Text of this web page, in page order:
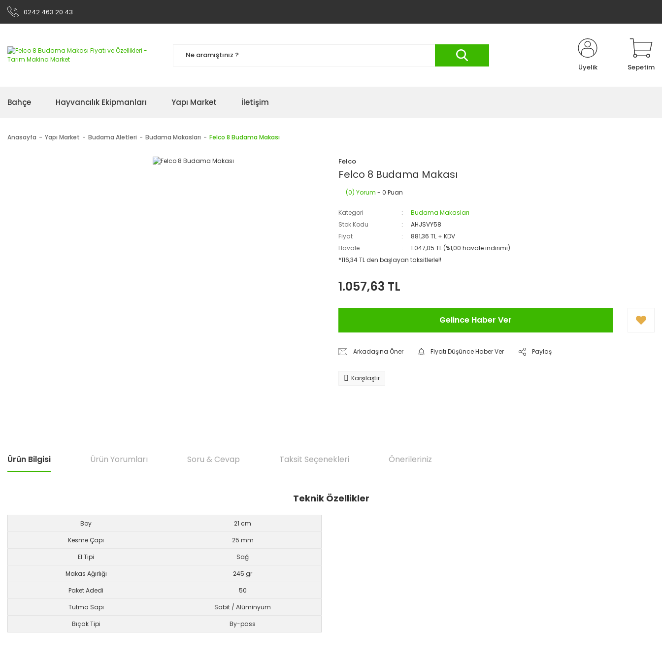
0242 463 20 43
Üyelik Sepetim
Bahçe Hayvancılık Ekipmanları Yapı Market İletişim
Anasayfa Yapı Market Budama Aletleri Budama Makasları Felco 8 Budama Makası
Felco
Felco 8 Budama Makası
(0) Yorum - 0 Puan
Kategori
Budama Makasları
Stok Kodu
AHJSVY58
Fiyat
881,36 TL + KDV
Havale
1.047,05 TL (%1,00 havale indirimi)
*116,34 TL den başlayan taksitlerle!!
1.057,63 TL
Gelince Haber Ver
Arkadaşına Öner Fiyatı Düşünce Haber Ver Paylaş
Karşılaştır
Ürün Bilgisi Ürün Yorumları Soru & Cevap Taksit Seçenekleri Önerileriniz
Teknik Özellikler
Boy
21 cm
Kesme Çapı
25 mm
El Tipi
Sağ
Makas Ağırlığı
245 gr
Paket Adedi
50
Tutma Sapı
Sabit / Alüminyum
Bıçak Tipi
By-pass